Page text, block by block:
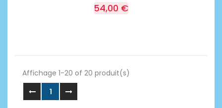
54,00 €
Affichage 1-20 of 20 produit(s)
1